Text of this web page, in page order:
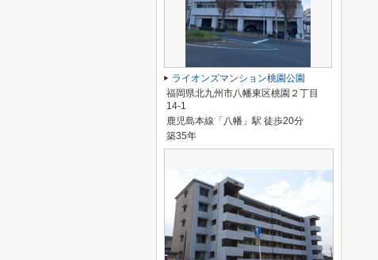
ライオンズマンション桃園公園
福岡県北九州市八幡東区桃園２丁目
14-1
鹿児島本線「八幡」駅 徒歩20分
築35年